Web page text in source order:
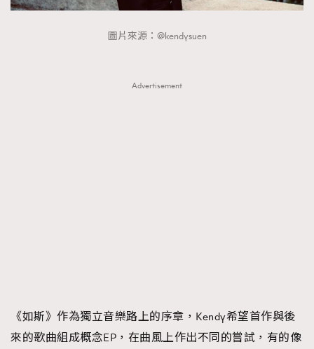
圖片來源：@kendysuen
Advertisement
《如斯》作為獨立音樂路上的序章，Kendy希望首作與後
來的歌曲組成概念EP，在曲風上作出不同的嘗試，有的像